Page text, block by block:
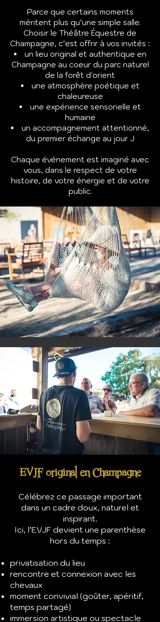
Parce que certains moments
méritent plus qu’une simple salle.
Choisir le Théâtre Équestre de
Champagne, c’est offrir à vos invités :
un lieu original et authentique en
Champagne au coeur du parc naturel
de la forêt d'orient
une atmosphère poétique et
chaleureuse
une expérience sensorielle et
humaine
un accompagnement attentionné,
du premier échange au jour J
Chaque événement est imaginé avec
vous, dans le respect de votre
histoire, de votre énergie et de votre
public.
EVJF original en Champagne
Célébrez ce passage important
dans un cadre doux, naturel et
inspirant.
Ici, l’EVJF devient une parenthèse
hors du temps :
privatisation du lieu
rencontre et connexion avec les
chevaux
moment convivial (goûter, apéritif,
temps partagé)
immersion artistique ou spectacle